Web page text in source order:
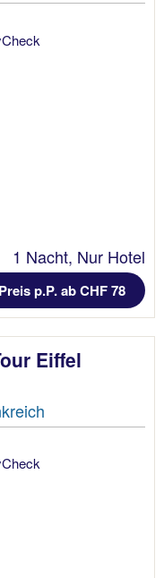
1 Nacht, Nur Hotel
Preis p.P. ab CHF 78
Eiffel